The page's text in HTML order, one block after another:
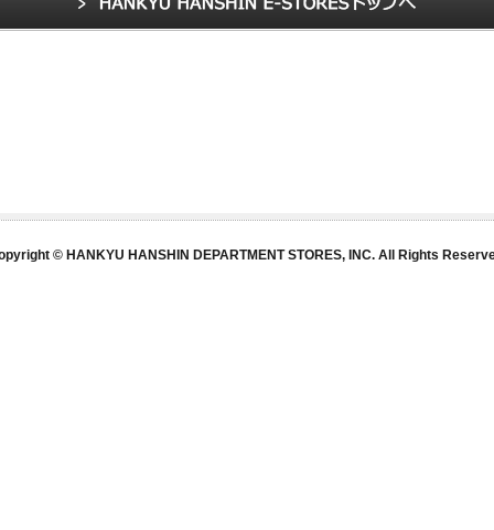
© HANKYU HANSHIN DEPARTMENT STORES, INC. All Rights